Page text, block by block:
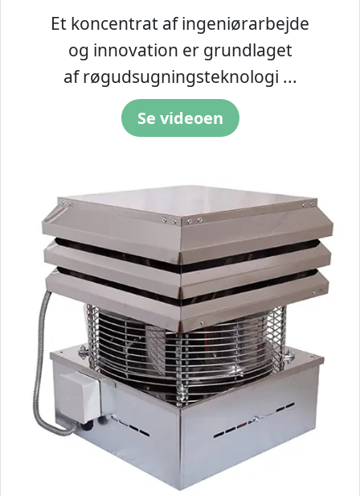
Et koncentrat af ingeniørarbejde
og innovation er grundlaget
af røgudsugningsteknologi ...
Se videoen